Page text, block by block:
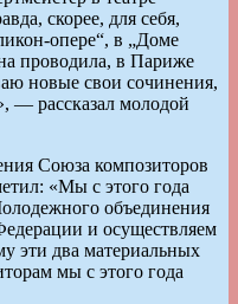
скорее, для себя,
опере“, в „Доме
проводила, в Париже
новые свои сочинения,
— рассказал молодой
Союза композиторов
«Мы с этого года
объединения
и осуществляем
эти два материальных
мы с этого года